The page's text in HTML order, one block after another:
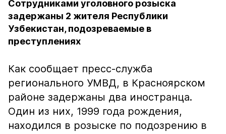
Сотрудниками уголовного розыска
задержаны 2 жителя Республики
Узбекистан, подозреваемые в
преступлениях
Как сообщает пресс-служба
регионального УМВД, в Красноярском
районе задержаны два иностранца.
Один из них, 1999 года рождения,
находился в розыске по подозрению в